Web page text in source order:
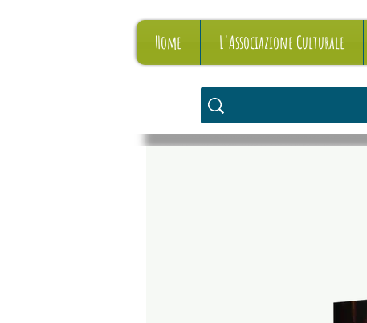
Home L'Associazione Culturale